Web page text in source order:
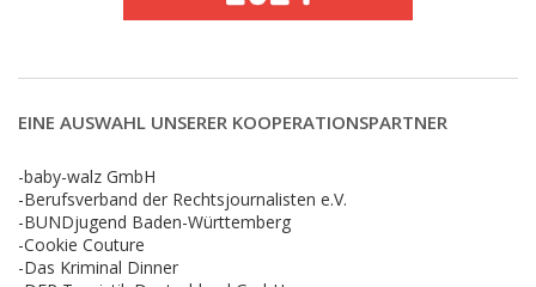
EINE AUSWAHL UNSERER KOOPERATIONSPARTNER
-baby-walz GmbH
-Berufsverband der Rechtsjournalisten e.V.
-BUNDjugend Baden-Württemberg
-Cookie Couture
-Das Kriminal Dinner